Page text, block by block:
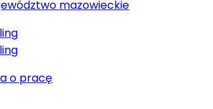
mazowieckie
o pracę